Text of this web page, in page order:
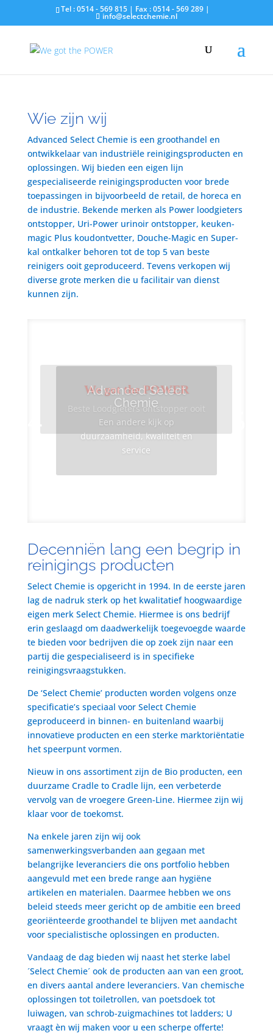
Tel : 0514 - 569 815 | Fax : 0514 - 569 289 |
info@selectchemie.nl
Wie zijn wij
Advanced Select Chemie is een groothandel en
ontwikkelaar van industriële reinigingsproducten en
oplossingen. Wij bieden een eigen lijn
gespecialiseerde reinigingsproducten voor brede
toepassingen in bijvoorbeeld de retail, de horeca en
de industrie. Bekende merken als Power loodgieters
ontstopper, Uri-Power urinoir ontstopper, keuken-
magic Plus koudontvetter, Douche-Magic en Super-
kal ontkalker behoren tot de top 5 van beste
reinigers ooit geproduceerd. Tevens verkopen wij
diverse grote merken die u facilitair van dienst
kunnen zijn.
Advanced Select
Chemie
Een andere kijk op
duurzaamheid, kwaliteit en
service
We got the POWER
Beste Loodgieters ontstopper ooit
Decenniën lang een begrip in
reinigings producten
Select Chemie is opgericht in 1994. In de eerste jaren
lag de nadruk sterk op het kwalitatief hoogwaardige
eigen merk Select Chemie. Hiermee is ons bedrijf
erin geslaagd om daadwerkelijk toegevoegde waarde
te bieden voor bedrijven die op zoek zijn naar een
partij die gespecialiseerd is in specifieke
reinigingsvraagstukken.
De ‘Select Chemie’ producten worden volgens onze
specificatie’s speciaal voor Select Chemie
geproduceerd in binnen- en buitenland waarbij
innovatieve producten en een sterke marktoriëntatie
het speerpunt vormen.
Nieuw in ons assortiment zijn de Bio producten, een
duurzame Cradle to Cradle lijn, een verbeterde
vervolg van de vroegere Green-Line. Hiermee zijn wij
klaar voor de toekomst.
Na enkele jaren zijn wij ook
samenwerkingsverbanden aan gegaan met
belangrijke leveranciers die ons portfolio hebben
aangevuld met een brede range aan hygiëne
artikelen en materialen. Daarmee hebben we ons
beleid steeds meer gericht op de ambitie een breed
georiënteerde groothandel te blijven met aandacht
voor specialistische oplossingen en producten.
Vandaag de dag bieden wij naast het sterke label
´Select Chemie´ ook de producten aan van een groot,
en divers aantal andere leveranciers. Van chemische
oplossingen tot toiletrollen, van poetsdoek tot
luiwagen, van schrob-zuigmachines tot ladders; U
vraagt èn wij maken voor u een scherpe offerte!